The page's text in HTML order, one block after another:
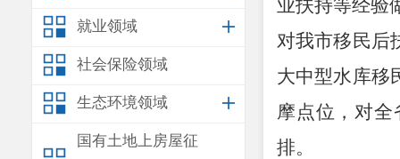
就业领域
社会保险领域
生态环境领域
国有土地上房屋征
业扶持等经验
对我市移民后
大中型水库移
摩点位 ，对全
排。